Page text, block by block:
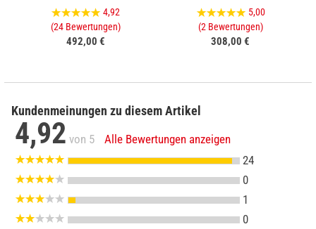
4,92
(24 Bewertungen)
492,00 €
5,00
(2 Bewertungen)
308,00 €
Kundenmeinungen zu diesem Artikel
4,92 von 5
Alle Bewertungen anzeigen
24
0
1
0